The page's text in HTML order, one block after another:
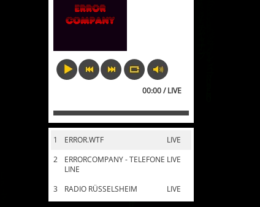
00:00 / LIVE
1 LIVE
ERROR.WTF
2
LIVE
ERRORCOMPANY - TELEFONE
LINE
3
LIVE
RADIO RÜSSELSHEIM